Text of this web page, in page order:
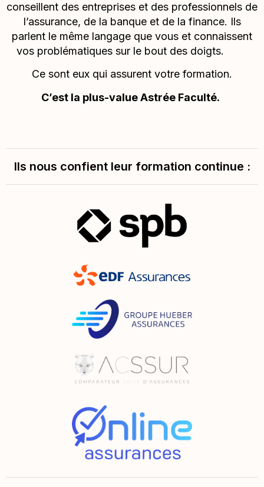
conseillent des entreprises et des professionnels de
l’assurance, de la banque et de la finance. Ils
parlent le même langage que vous et connaissent
vos problématiques sur le bout des doigts.
Ce sont eux qui assurent votre formation.
C’est la plus-value Astrée Faculté.
Ils nous confient leur formation continue :